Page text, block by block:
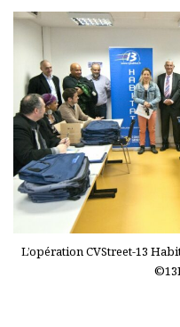
L’opération CVStreet-13